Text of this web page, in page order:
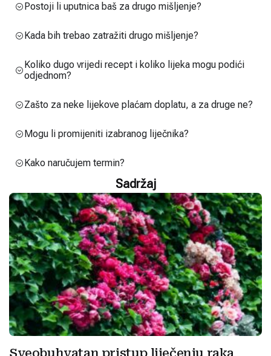
Postoji li uputnica baš za drugo mišljenje?
Kada bih trebao zatražiti drugo mišljenje?
Koliko dugo vrijedi recept i koliko lijeka mogu podići
odjednom?
Zašto za neke lijekove plaćam doplatu, a za druge ne?
Mogu li promijeniti izabranog liječnika?
Kako naručujem termin?
Sadržaj
Sveobuhvatan pristup liječenju raka